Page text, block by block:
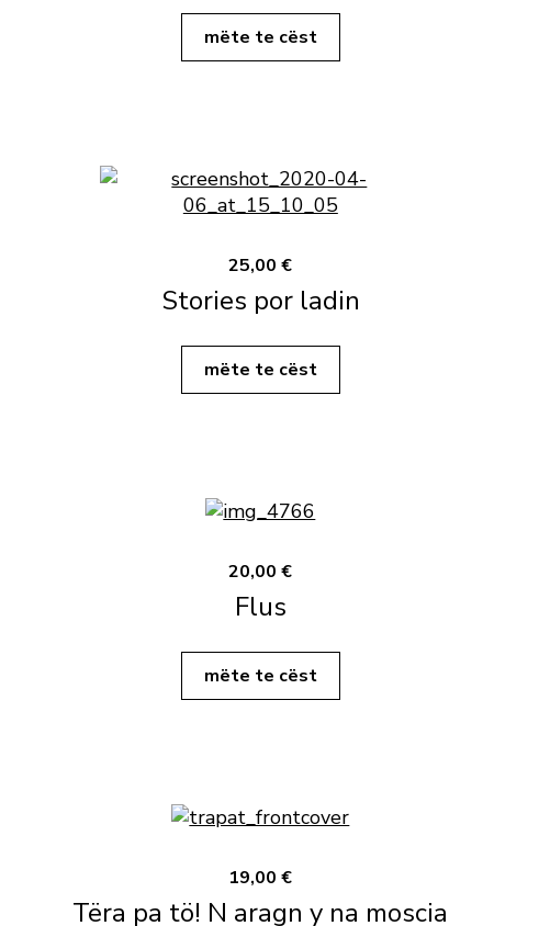
mëte te cëst
25,00 €
Stories por ladin
mëte te cëst
20,00 €
Flus
mëte te cëst
19,00 €
Tëra pa tö! N aragn y na moscia